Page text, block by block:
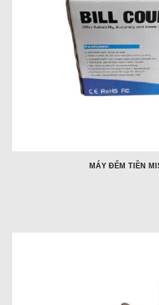
MÁY ĐẾM TIỀN